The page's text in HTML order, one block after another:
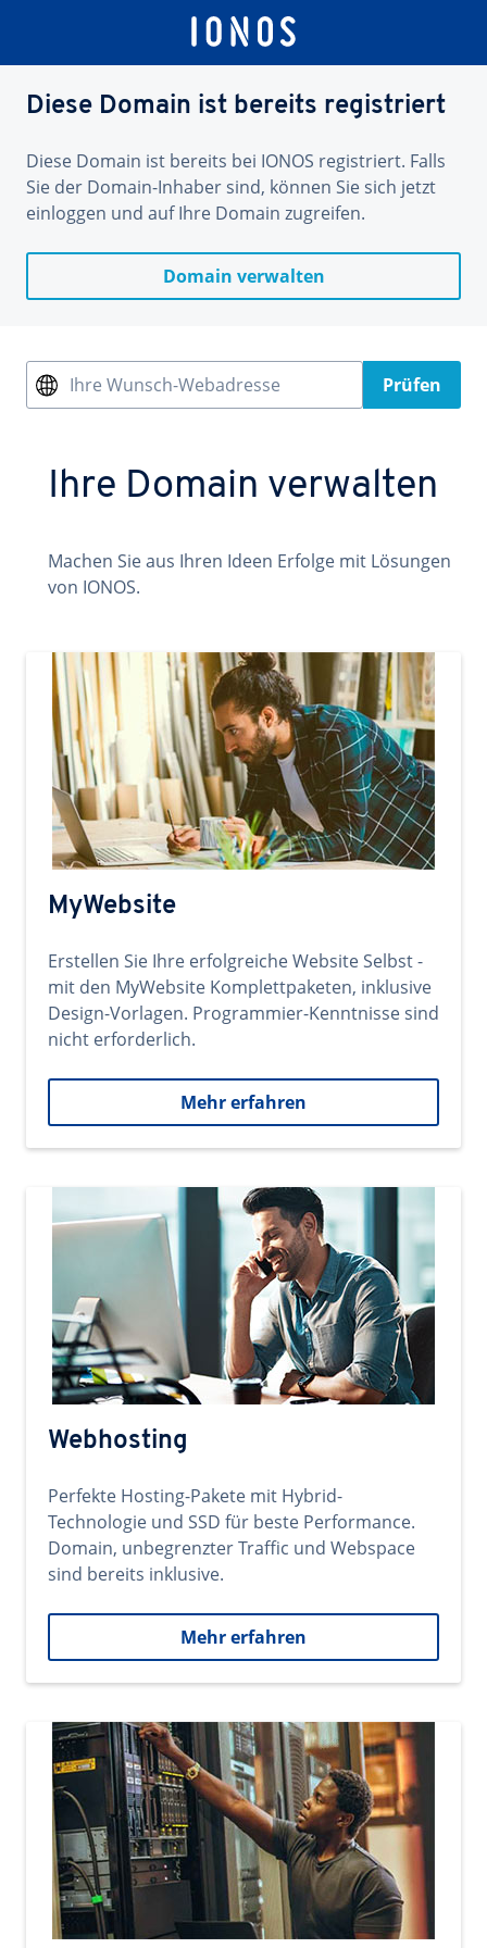
Diese Domain ist bereits registriert
Diese Domain ist bereits bei IONOS registriert. Falls
Sie der Domain-Inhaber sind, können Sie sich jetzt
einloggen und auf Ihre Domain zugreifen.
Domain verwalten
Ihre Wunsch-Webadresse Prüfen
Ihre Domain verwalten
Machen Sie aus Ihren Ideen Erfolge mit Lösungen
von IONOS.
MyWebsite
Erstellen Sie Ihre erfolgreiche Website Selbst -
mit den MyWebsite Komplettpaketen, inklusive
Design-Vorlagen. Programmier-Kenntnisse sind
nicht erforderlich.
Mehr erfahren
Webhosting
Perfekte Hosting-Pakete mit Hybrid-
Technologie und SSD für beste Performance.
Domain, unbegrenzter Traffic und Webspace
sind bereits inklusive.
Mehr erfahren